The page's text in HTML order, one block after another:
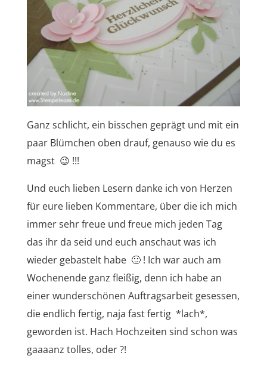
Ganz schlicht, ein bisschen geprägt und mit ein
paar Blümchen oben drauf, genauso wie du es
magst 😉 !!!
Und euch lieben Lesern danke ich von Herzen
für eure lieben Kommentare, über die ich mich
immer sehr freue und freue mich jeden Tag
das ihr da seid und euch anschaut was ich
wieder gebastelt habe 🙂 ! Ich war auch am
Wochenende ganz fleißig, denn ich habe an
einer wunderschönen Auftragsarbeit gesessen,
die endlich fertig, naja fast fertig *lach*,
geworden ist. Hach Hochzeiten sind schon was
gaaaanz tolles, oder ?!